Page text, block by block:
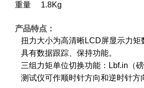
重量 1.8Kg
产品特点：
扭力大小为高清晰LCD屏显示力矩
具有数据跟踪、保持功能。
三组力矩单位切换功能：Lbf.in（
测试仪可作顺时针方向和逆时针方